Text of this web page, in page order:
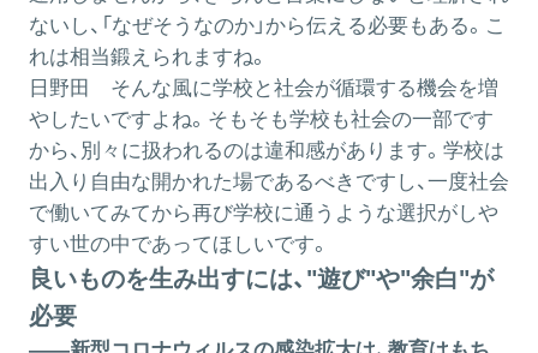
ないし、「なぜそうなのか」から伝える必要もある。こ
れは相当鍛えられますね。
日野田 そんな風に学校と社会が循環する機会を増
やしたいですよね。そもそも学校も社会の一部です
から、別々に扱われるのは違和感があります。学校は
出入り自由な開かれた場であるべきですし、一度社会
で働いてみてから再び学校に通うような選択がしや
すい世の中であってほしいです。
良いものを生み出すには、"遊び"や"余白"が
必要